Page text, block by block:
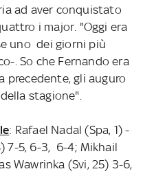
ad aver conquistato
i major. "Oggi era
uno dei giorni più
. So che Fernando era
precedente, gli auguro
stagione".
: Rafael Nadal (Spa, 1) -
7-5, 6-3, 6-4; Mikhail
Wawrinka (Svi, 25) 3-6,